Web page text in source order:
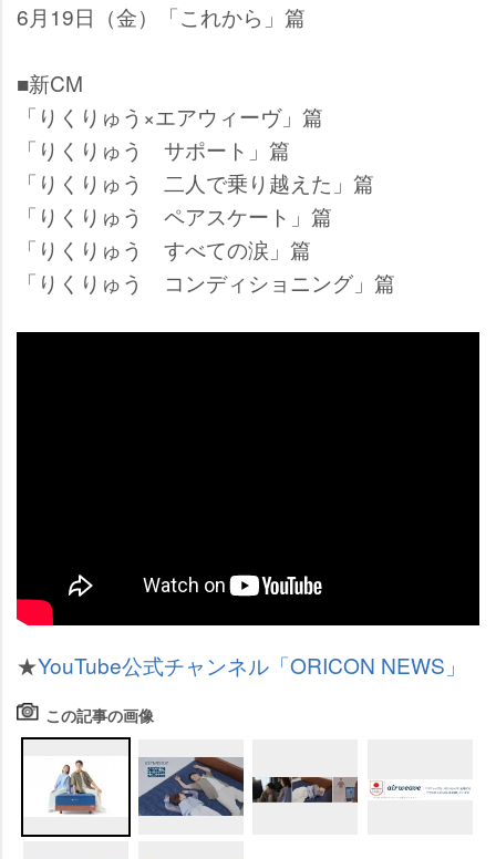
6月19日（金）「これから」篇
■新CM
「りくりゅう×エアウィーヴ」篇
「りくりゅう サポート」篇
「りくりゅう 二人で乗り越えた」篇
「りくりゅう ペアスケート」篇
「りくりゅう すべての涙」篇
「りくりゅう コンディショニング」篇
★YouTube公式チャンネル「ORICON NEWS」
この記事の画像